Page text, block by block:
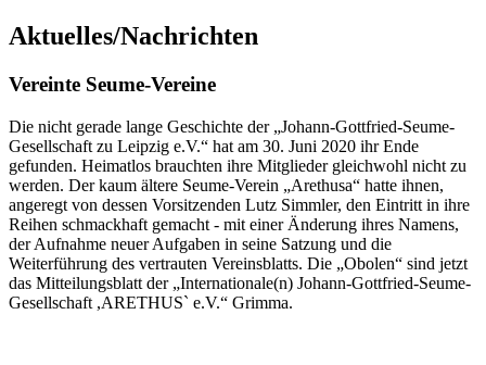
Aktuelles/Nachrichten
Vereinte Seume-Vereine
Die nicht gerade lange Geschichte der „Johann-Gottfried-Seume-
Gesellschaft zu Leipzig e.V.“ hat am 30. Juni 2020 ihr Ende
gefunden. Heimatlos brauchten ihre Mitglieder gleichwohl nicht zu
werden. Der kaum ältere Seume-Verein „Arethusa“ hatte ihnen,
angeregt von dessen Vorsitzenden Lutz Simmler, den Eintritt in ihre
Reihen schmackhaft gemacht - mit einer Änderung ihres Namens,
der Aufnahme neuer Aufgaben in seine Satzung und die
Weiterführung des vertrauten Vereinsblatts. Die „Obolen“ sind jetzt
das Mitteilungsblatt der „Internationale(n) Johann-Gottfried-Seume-
Gesellschaft ,ARETHUS` e.V.“ Grimma.